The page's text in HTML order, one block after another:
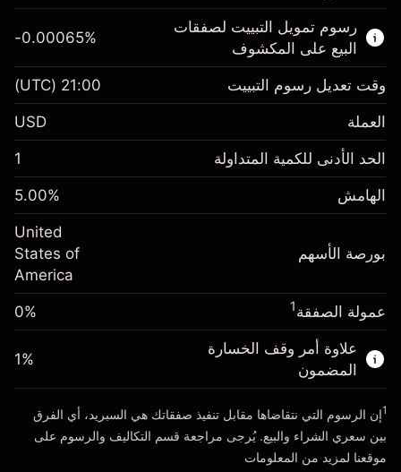
اعرف المزيد عن:
عقود الفروقات
$1,000.00
رسوم التبييت
الرسوم من قيمة الصفقة الكاملة
%
(-$4.31)
حجم الصفقة بالرافعة المالية ~$20,000.00
الأموال من الرافعة المالية ~ دولار
انتقل إلى المنصة
رسوم تمويل التبييت لصفقات
البيع على المكشوف
الهامش. استثمارك $1,000.00
رسوم التبييت
الرسوم من قيمة الصفقة الكاملة
-0.000654
%
(-$0.13)
حجم الصفقة بالرافعة المالية ~
الأموال من الرافعة المالية ~ دولار
انتقل إلى المنصة
-0.00065%
وقت تعديل رسوم التبييت 21:00
(UTC)
العملة USD
الحد الأدنى للكمية المتداولة 1
الهامش 5.00%
بورصة الأسهم
United
States of
America
عمولة الصفقة1
0%
علاوة أمر وقف الخسارة
المضمون
1%
1إن الرسوم التي نتقاضاها مقابل تنفيذ صفقاتك هي السبريد، أي الفرق
بين سعري الشراء والبيع. يُرجى مراجعة قسم التكاليف والرسوم على
موقعنا لمزيد من المعلومات